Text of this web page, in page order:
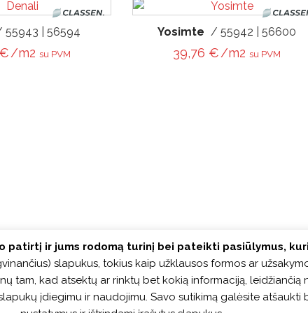
55943 | 56594
€/m2 su PVM
Yosimte / 55942 | 56600
39,76 €/m2 su PVM
patirtį ir jums rodomą turinį bei pateikti pasiūlymus,
slapukus, tokius kaip užklausos formos ar
tam, kad atsektų ar rinktų bet kokią informaciją,
įdiegimu ir naudojimu. Savo sutikimą galėsite